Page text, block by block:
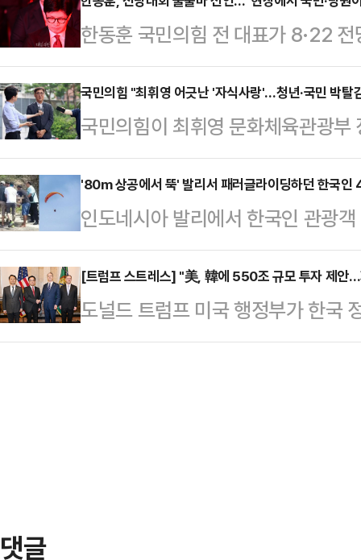
게 됐다.다만, 김정관 산업통상자원
은 계획대로 미국과의 협의에 나선
발도 못 떼우리나라와 미국의 재무
소됐다. 기획재정부는 24일 기자
일 2+2 협상은 …
한동훈 국민의힘 전 대표가 8·22
민과 당원이 주인이 되는 정치를
일 페이스북에 "지난 한 달 여 동안
나같이 현재 국민들께 보여지는 당
다"고 말했다.한 전 대표는 "최근에
예 우리 당을 극우화 시키려는 퇴행
당 후보로 나섰던 분, 당권 도전을
습을 보이고 있다…
국민의힘 "최휘영 어긋난 '자식사랑'…청년·국민 박탈
국민의힘이 최휘영 문화체육관광
보자 등을 겨냥해 "어긋난 자식 사
다"고 일갈했다.박성훈 수석대변인
종 논란을 안고 결국 자진사퇴했지
면면은 여전히 국민 눈높이에 맞지
후보자들의 어긋난 '자식 사랑'이
인은 "최휘영 후보자의 장녀는 대
아버지가 대표를…
'80m 상공에서 뚝' 발리서 패러글라이딩하던 한국인
인도네시아 발리에서 한국인 관광
로 추락해 숨지는 사고가 발생했다
파스에 따르면, 지난 17일 오후 12
에서 패러글라이딩을 하던 43세
했다. 이들은 패러글라이딩 관련 자
[트럼프 스트레스] "美, 韓에 550조 규모 투자 제안
도널드 트럼프 미국 행정부가 한
의 투자 펀드 설립을 제안한 것으로
댓글